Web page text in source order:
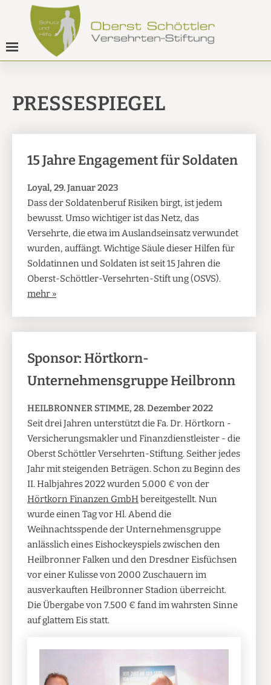
PRESSESPIEGEL
15 Jahre Engagement für Soldaten
Loyal, 29. Januar 2023
Dass der Soldatenberuf Risiken birgt, ist jedem
bewusst. Umso wichtiger ist das Netz, das
Versehrte, die etwa im Auslandseinsatz verwundet
wurden, auffängt. Wichtige Säule dieser Hilfen für
Soldatinnen und Soldaten ist seit 15 Jahren die
Oberst-Schöttler-Versehrten-Stift ung (OSVS).
mehr »
Sponsor: Hörtkorn-
Unternehmensgruppe Heilbronn
HEILBRONNER STIMME, 28. Dezember 2022
Seit drei Jahren unterstützt die Fa. Dr. Hörtkorn -
Versicherungsmakler und Finanzdienstleister - die
Oberst Schöttler Versehrten-Stiftung. Seither jedes
Jahr mit steigenden Beträgen. Schon zu Beginn des
II. Halbjahres 2022 wurden 5.000 € von der
Hörtkorn Finanzen GmbHbereitgestellt. Nun
wurde einen Tag vor Hl. Abend die
Weihnachtsspende der Unternehmensgruppe
anlässlich eines Eishockeyspiels zwischen den
Heilbronner Falken und den Dresdner Eisfüchsen
vor einer Kulisse von 2000 Zuschauern im
ausverkauften Heilbronner Stadion überreicht.
Die Übergabe von 7.500 € fand im wahrsten Sinne
auf glattem Eis statt.